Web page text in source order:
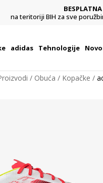
na teritoriji BIH za sve
adidas Tehnologije
Obuća Kopačke